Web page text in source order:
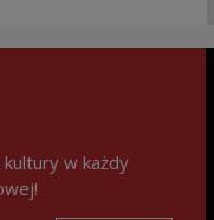
w każdy